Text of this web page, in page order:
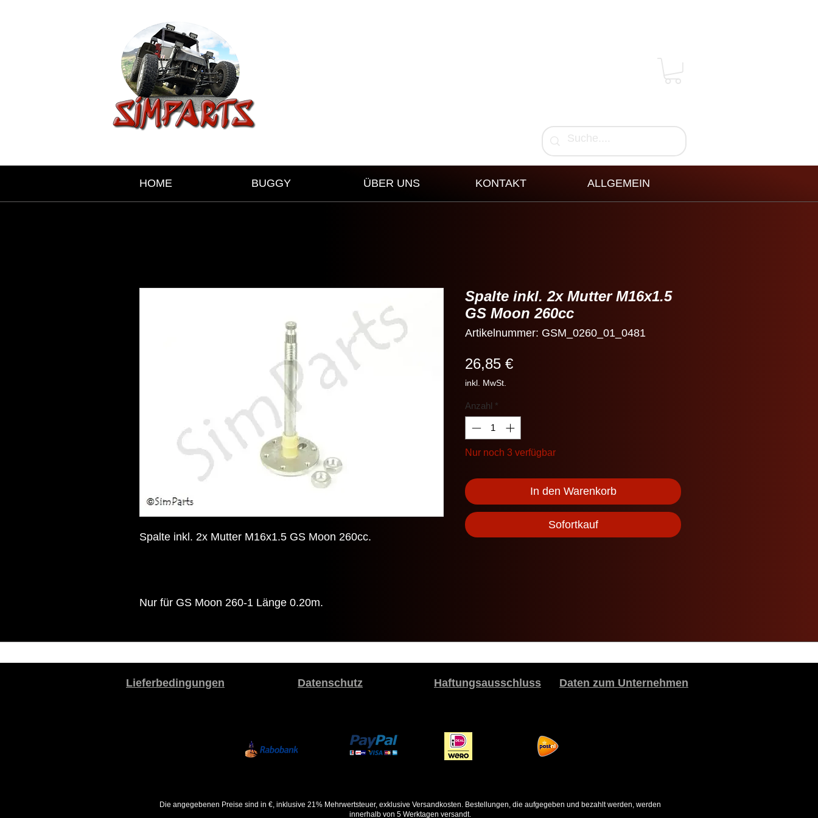
HOME BUGGY ÜBER UNS KONTAKT ALLGEMEIN
Spalte inkl. 2x Mutter M16x1.5 GS Moon 260cc.
Nur für GS Moon 260-1 Länge 0.20m.
Spalte inkl. 2x Mutter M16x1.5
GS Moon 260cc
Artikelnummer: GSM_0260_01_0481
26,85 €Preis
inkl. MwSt.
Anzahl *
Nur noch 3 verfügbar
In den Warenkorb
Sofortkauf
Lieferbedingungen Datenschutz Haftungsausschluss Daten zum Unternehmen
Die angegebenen Preise sind in €, inklusive 21% Mehrwertsteuer, exklusive Versandkosten. Bestellungen, die aufgegeben und bezahlt werden, werden
innerhalb von 5 Werktagen versandt.